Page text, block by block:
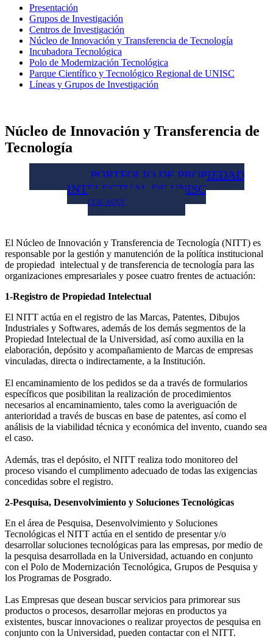
Presentación
Grupos de Investigación
Centros de Investigación
Núcleo de Innovación y Transferencia de Tecnología
Incubadora Tecnológica
Polo de Modernización Tecnológica
Parque Científico y Tecnológico Regional de UNISC
Líneas y Grupos de Investigación
Núcleo de Innovación y Transferencia de
Tecnología
PORTFOLIO DE PROPIEDAD
INTELECTUAL DE UNISC
CLIC AQUÍ
El Núcleo de Innovación y Transferencia de Tecnología (NITT) es
responsable por la gestión y manutención de la política institucional
de propiedad intelectual y de transferencia de tecnología para las
organizaciones empresariales y posee cuatro frentes de actuación:
1-Registro de Propiedad Intelectual
El NITT actúa en el registro de las Marcas, Patentes, Dibujos
Industriales y Softwares, además de los demás segmentos de la
Propiedad Intelectual de la Universidad, así como auxilia en la
elaboración, depósito y acompañamiento de Marcas de empresas
vinculadas, directa o indirectamente, a la Institución.
El encaminamiento de los pedidos se da a través de formularios
específicos que posibilitan la realización de procedimientos
necesarios al encaminamiento, tales como la averiguación de
anterioridad a través de buscas en base de patentes, así como el
análisis de la viabilidad técnica y económica del invento, cuando sea
el caso.
Además, tras el depósito, el NITT realiza todo monitoreo del
proceso visando el cumplimento adecuado de todas las exigencias
concedidas sobre el registro.
2-Pesquisa, Desenvolvimiento y Soluciones Tecnológicas
En el área de Pesquisa, Desenvolvimiento y Soluciones
Tecnológicas el NITT actúa en el sentido de presentar y/o
desarrollar soluciones tecnológicas para las empresas, por medio de
la pesquisa desarrollada en la Universidad, actuando en conjunto
con el Polo de Modernización Tecnológica, Grupos de Pesquisa y
los Programas de Posgrado.
Las Empresas que desean buscar servicios para primorear sus
productos o procesos, desarrollar mejoras en productos ya
existentes, buscar innovaciones o realizar proyectos de pesquisa en
conjunto con la Universidad, pueden contactar con el NITT.